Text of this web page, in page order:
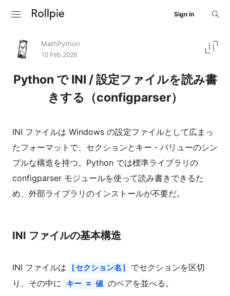
Sign in
MathPython
10 Feb 2026
Python で INI / 設定ファイルを読み書
きする（configparser）
INI ファイルは Windows の設定ファイルとして広まっ
たフォーマットで、セクションとキー・バリューのシン
プルな構造を持つ。Python では標準ライブラリの
configparser モジュールを使って読み書きできるた
め、外部ライブラリのインストールが不要だ。
INI ファイルの基本構造
INI ファイルは [セクション名]
でセクションを区切
り、その中に
キー = 値 のペアを並べる。